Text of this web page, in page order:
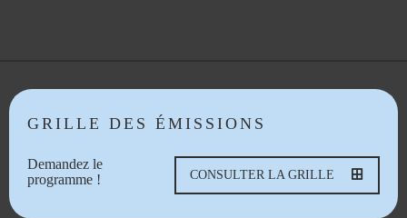
GRILLE DES ÉMISSIONS
Demandez le
programme !
CONSULTER LA GRILLE